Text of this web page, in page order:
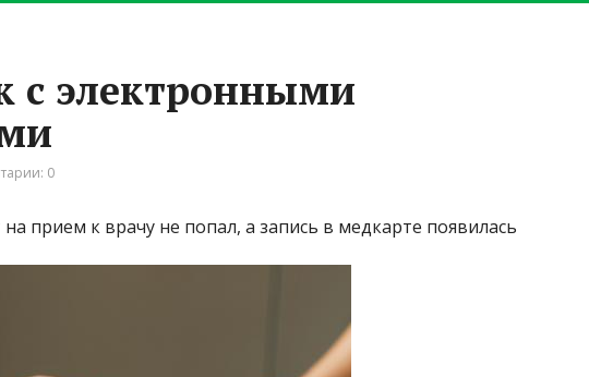
с электронными
0
прием к врачу не попал, а запись в медкарте появилась